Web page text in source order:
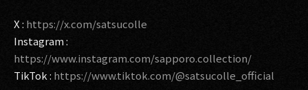
2012
2010
X : https://x.com/satsucolle
Instagram :
https://www.instagram.com/sapporo.collection/
TikTok : https://www.tiktok.com/@satsucolle_official